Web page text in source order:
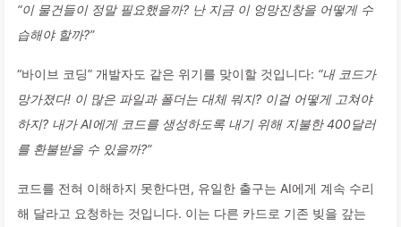
“이 물건들이 정말 필요했을까? 난 지금 이 엉망진창을 어떻게 수
습해야 할까?”
“바이브 코딩” 개발자도 같은 위기를 맞이할 것입니다: “내 코드가
망가졌다! 이 많은 파일과 폴더는 대체 뭐지? 이걸 어떻게 고쳐야
하지? 내가 AI에게 코드를 생성하도록 내기 위해 지불한 400달러
를 환불받을 수 있을까?”
코드를 전혀 이해하지 못한다면, 유일한 출구는 AI에게 계속 수리
해 달라고 요청하는 것입니다. 이는 다른 카드로 기존 빚을 갚는